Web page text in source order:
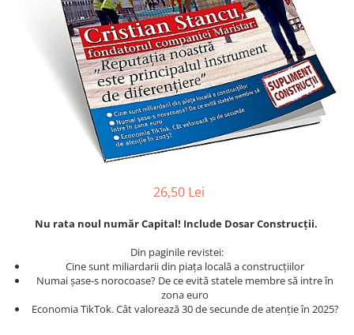
Istorie/Critica
Jurnale/Memorii
Manuale scolare/Cursuri
Politică/Geopolitică
Spiritualitate/Ezoterism
Sport
Stiinte/Educatie
26,50 Lei
Nu rata noul număr Capital! Include Dosar Construcții.
Din paginile revistei:
Cine sunt miliardarii din piața locală a construcțiilor
Numai șase-s norocoase? De ce evită statele membre să intre în
zona euro
Economia TikTok. Cât valorează 30 de secunde de atenție în 2025?